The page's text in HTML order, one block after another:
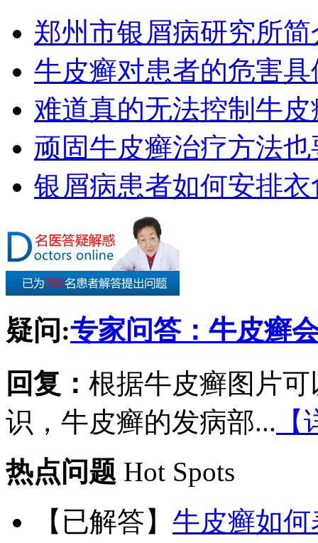
郑州市银屑病研究所简
牛皮癣对患者的危害
难道真的无法控制牛
顽固牛皮癣治疗方法也
银屑病患者如何安排
疑问:专家问答：牛皮癣
回复： 根据牛皮癣图片
识，牛皮癣的发病部...
热点问题 Hot Spots
【已解答】 牛皮癣如